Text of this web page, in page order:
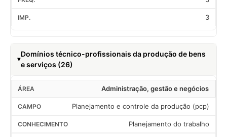
3
Domínios técnico-profissionais da produção de bens
e serviços (26)
Administração, gestão e negócios
Planejamento e controle da produção (pcp)
Planejamento do trabalho